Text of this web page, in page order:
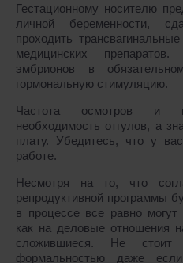
Гестационному носителю
личной беременности,
проходить
медицинских
эмбрионов в
гормональную стимуляцию.
Частота осмотров и
необходимость отгулов, а
плату. Убедитесь, что у
работе.
Несмотря на то, что
репродуктивной программы
в процессе все равно могут
как на деловые отношения
сложившиеся. Не стоит
формальностью даже